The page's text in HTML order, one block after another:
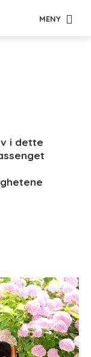
MENY
i dette